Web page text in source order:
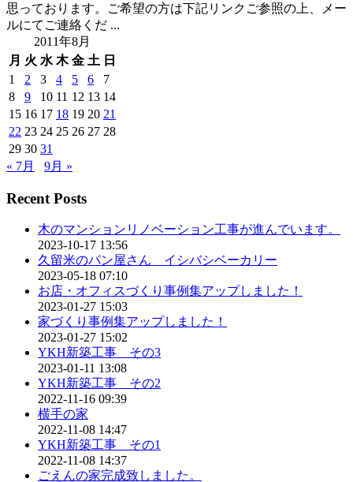
思っております。ご希望の方は下記リンクご参照の上、メー
ルにてご連絡くだ ...
2011年8月
月 火 水 木 金 土 日
1
2 3 4 5 6
7
8
9 10 11 12 13 14
15 16 17 18 19 20 21
22 23 24 25 26 27 28
29 30 31
« 7月
9月 »
Recent Posts
木のマンションリノベーション工事が進んでいます。
2023-10-17 13:56
久留米のパン屋さん イシバシベーカリー
2023-05-18 07:10
お店・オフィスづくり事例集アップしました！
2023-01-27 15:03
家づくり事例集アップしました！
2023-01-27 15:02
YKH新築工事 その3
2023-01-11 13:08
YKH新築工事 その2
2022-11-16 09:39
横手の家
2022-11-08 14:47
YKH新築工事 その1
2022-11-08 14:37
ごえんの家完成致しました。